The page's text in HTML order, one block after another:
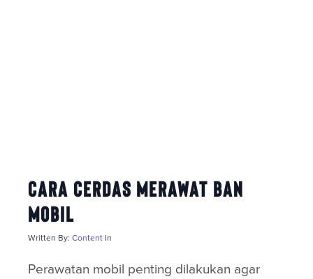
Cara Cerdas Merawat Ban
Mobil
Written By: Content In
Perawatan mobil penting dilakukan agar